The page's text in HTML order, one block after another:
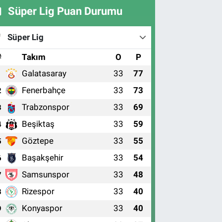
Süper Lig Puan Durumu
Süper Lig
Takım O P
Galatasaray 33 77
Fenerbahçe 33 73
Trabzonspor 33 69
Beşiktaş 33 59
Göztepe 33 55
Başakşehir 33 54
Samsunspor 33 48
Rizespor 33 40
Konyaspor 33 40